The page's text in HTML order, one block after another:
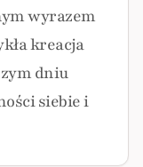
wyrazem
kreacja
dniu
siebie i